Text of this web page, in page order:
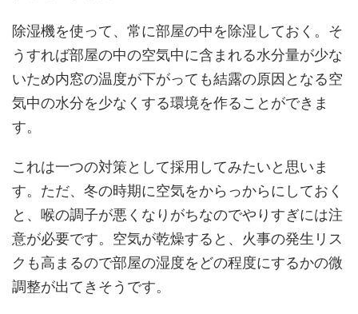
除湿機を使って、常に部屋の中を除湿しておく。そ
うすれば部屋の中の空気中に含まれる水分量が少な
いため内窓の温度が下がっても結露の原因となる空
気中の水分を少なくする環境を作ることができま
す。
これは一つの対策として採用してみたいと思いま
す。ただ、冬の時期に空気をからっからにしておく
と、喉の調子が悪くなりがちなのでやりすぎには注
意が必要です。空気が乾燥すると、火事の発生リス
クも高まるので部屋の湿度をどの程度にするかの微
調整が出てきそうです。